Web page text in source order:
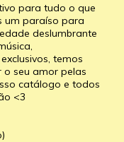
para tudo o que
um paraíso para
deslumbrante
temos
seu amor pelas
catálogo e todos
<3